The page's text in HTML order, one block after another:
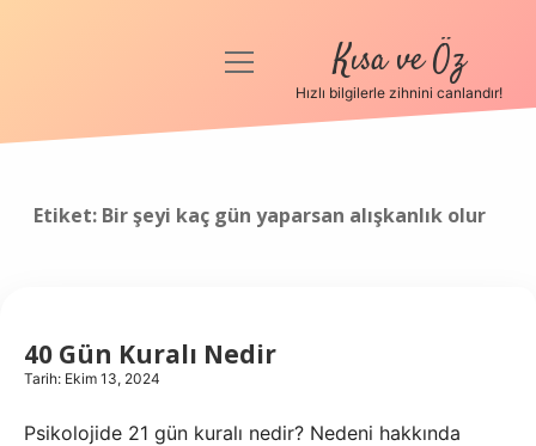
Anasayfa
menüyü
Kısa ve Öz
Hızlı bilgilerle zihnini canlandır!
Etiket: Bir şeyi kaç gün yaparsan alışkanlık olur
40 Gün Kuralı Nedir
Tarih: Ekim 13, 2024
Psikolojide 21 gün kuralı nedir? Nedeni hakkında